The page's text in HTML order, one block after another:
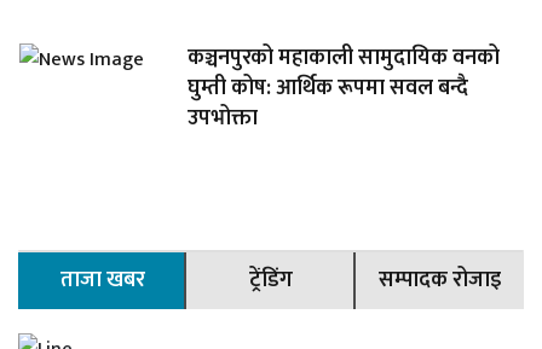
कञ्चनपुरको महाकाली सामुदायिक वनको
घुम्ती कोष: आर्थिक रूपमा सवल बन्दै
उपभोक्ता
ताजा खबर ट्रेंडिंग सम्पादक रोजाइ